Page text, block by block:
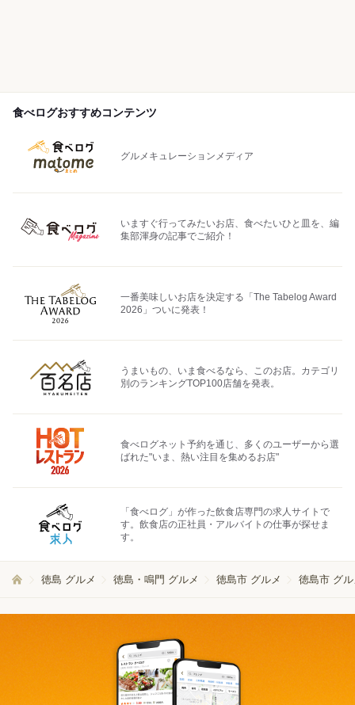
食べログおすすめコンテンツ
グルメキュレーションメディア
いますぐ行ってみたいお店、食べたいひと皿を、編
集部渾身の記事でご紹介！
一番美味しいお店を決定する「The Tabelog Award
2026」ついに発表！
うまいもの、いま食べるなら、このお店。カテゴリ
別のランキングTOP100店舗を発表。
食べログネット予約を通じ、多くのユーザーから選
ばれた"いま、熱い注目を集めるお店"
「食べログ」が作った飲食店専門の求人サイトで
す。飲食店の正社員・アルバイトの仕事が探せま
す。
徳島 グルメ 徳島・鳴門 グルメ 徳島市 グルメ 徳島市 グ